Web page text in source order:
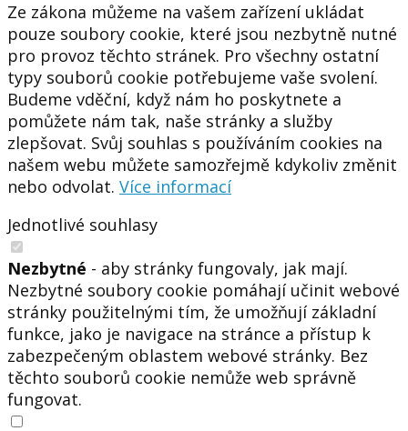
Ze zákona můžeme na vašem zařízení ukládat
pouze soubory cookie, které jsou nezbytně nutné
pro provoz těchto stránek. Pro všechny ostatní
typy souborů cookie potřebujeme vaše svolení.
Budeme vděční, když nám ho poskytnete a
pomůžete nám tak, naše stránky a služby
zlepšovat. Svůj souhlas s používáním cookies na
našem webu můžete samozřejmě kdykoliv změnit
nebo odvolat. Více informací
Jednotlivé souhlasy
Nezbytné - aby stránky fungovaly, jak mají.
Nezbytné soubory cookie pomáhají učinit webové
stránky použitelnými tím, že umožňují základní
funkce, jako je navigace na stránce a přístup k
zabezpečeným oblastem webové stránky. Bez
těchto souborů cookie nemůže web správně
fungovat.